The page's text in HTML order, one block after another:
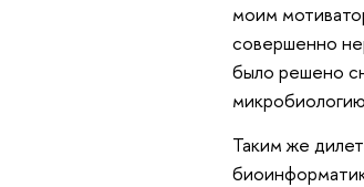
моим
совершенно
было решено
Таким же